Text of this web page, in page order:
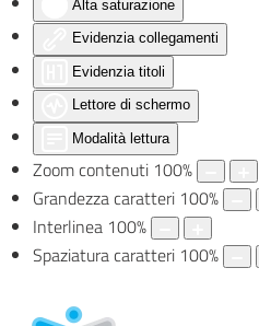
Alta saturazione
Evidenzia collegamenti
Evidenzia titoli
Lettore di schermo
Modalità lettura
Zoom contenuti 100%
Grandezza caratteri 100%
Interlinea 100%
Spaziatura caratteri 100%